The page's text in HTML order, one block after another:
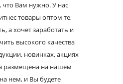
что Вам нужно. У нас
товары оптом те,
а хочет заработать и
высокого качества
новинках, акциях
размещена на нашем
нем, и Вы будете